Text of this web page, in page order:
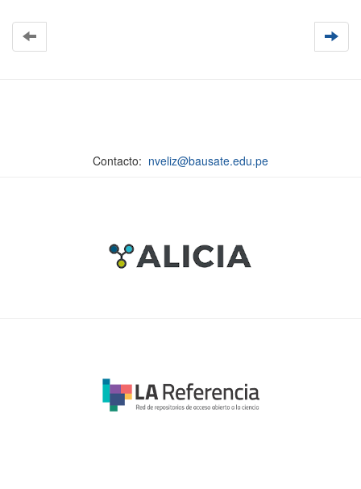
Contacto: nveliz@bausate.edu.pe